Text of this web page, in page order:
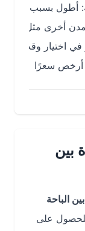
بسبب التوقف
مثل الرياض أو
وقت الإقلاع
سعرًا
على